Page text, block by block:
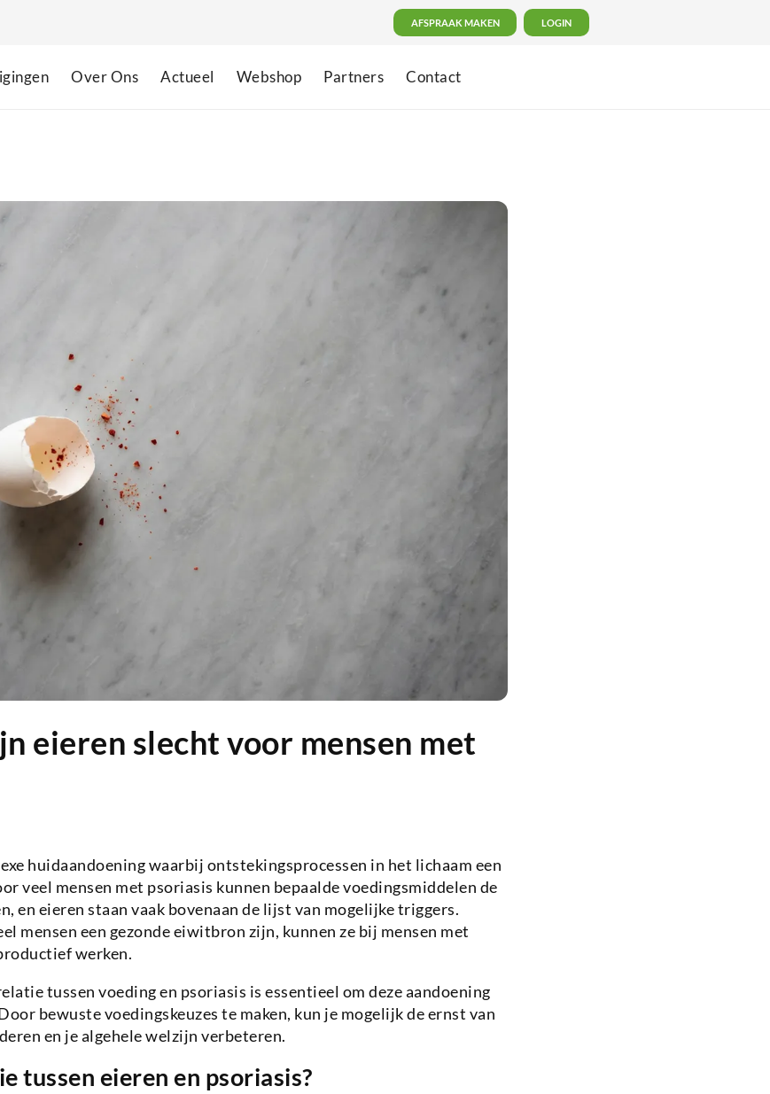
AFSPRAAK MAKEN LOGIN
Over Ons Actueel Webshop Partners Contact
eieren slecht voor mensen met
huidaandoening waarbij ontstekingsprocessen in het lichaam een
veel mensen met psoriasis kunnen bepaalde voedingsmiddelen de
en eieren staan vaak bovenaan de lijst van mogelijke triggers.
mensen een gezonde eiwitbron zijn, kunnen ze bij mensen met
werken.
tussen voeding en psoriasis is essentieel om deze aandoening
bewuste voedingskeuzes te maken, kun je mogelijk de ernst van
en je algehele welzijn verbeteren.
tussen eieren en psoriasis?